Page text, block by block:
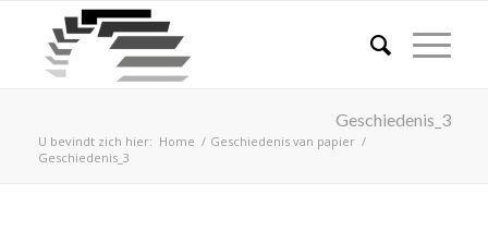
Geschiedenis_3
U bevindt zich hier: Home / Geschiedenis van papier /
Geschiedenis_3